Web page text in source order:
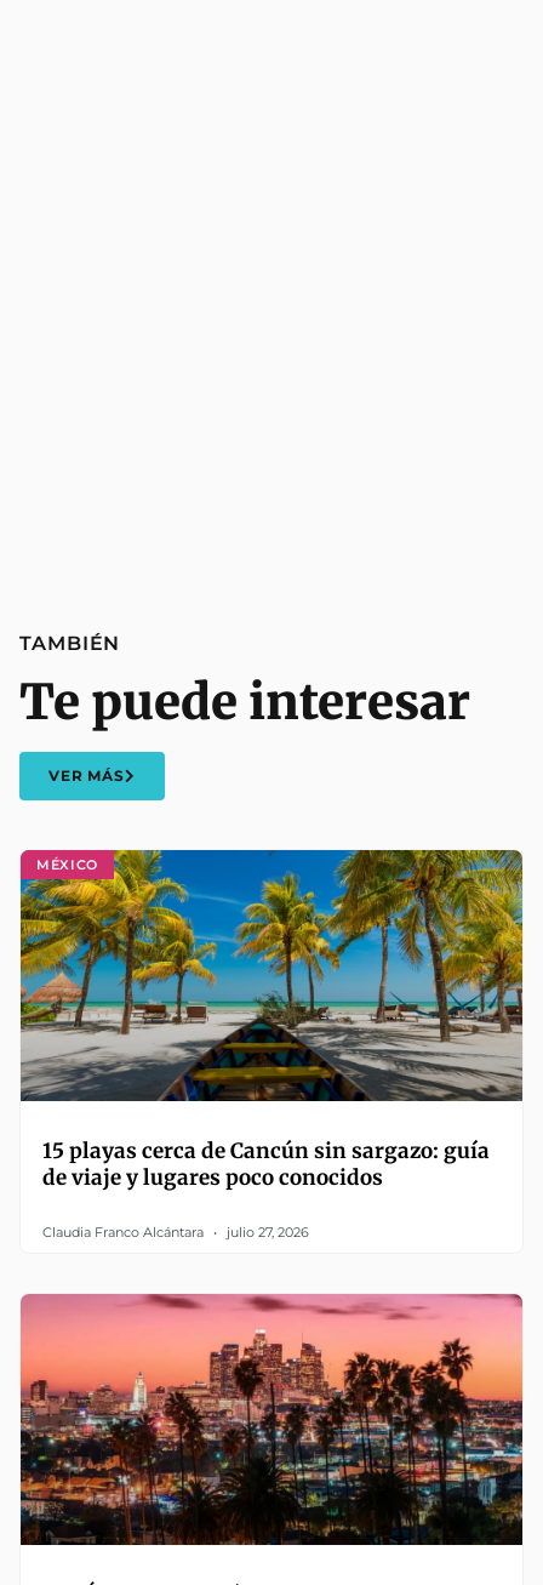
MÉXICO
15 playas cerca de Cancún sin sargazo: guía
de viaje y lugares poco conocidos
Claudia Franco Alcántara julio 27, 2026
TAMBIÉN
Te puede interesar
VER MÁS